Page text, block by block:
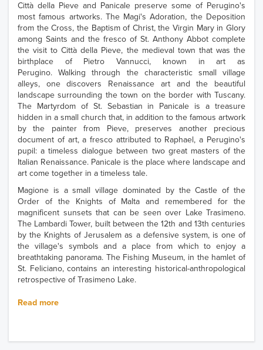
Città della Pieve and Panicale preserve some of Perugino's
most famous artworks. The Magi's Adoration, the Deposition
from the Cross, the Baptism of Christ, the Virgin Mary in Glory
among Saints and the fresco of St. Anthony Abbot complete
the visit to Città della Pieve, the medieval town that was the
birthplace of Pietro Vannucci, known in art as
Perugino. Walking through the characteristic small village
alleys, one discovers Renaissance art and the beautiful
landscape surrounding the town on the border with Tuscany.
The Martyrdom of St. Sebastian in Panicale is a treasure
hidden in a small church that, in addition to the famous artwork
by the painter from Pieve, preserves another precious
document of art, a fresco attributed to Raphael, a Perugino's
pupil: a timeless dialogue between two great masters of the
Italian Renaissance. Panicale is the place where landscape and
art come together in a timeless tale.
Magione is a small village dominated by the Castle of the
Order of the Knights of Malta and remembered for the
magnificent sunsets that can be seen over Lake Trasimeno.
The Lambardi Tower, built between the 12th and 13th centuries
by the Knights of Jerusalem as a defensive system, is one of
the village's symbols and a place from which to enjoy a
breathtaking panorama. The Fishing Museum, in the hamlet of
St. Feliciano, contains an interesting historical-anthropological
retrospective of Trasimeno Lake.
Read more